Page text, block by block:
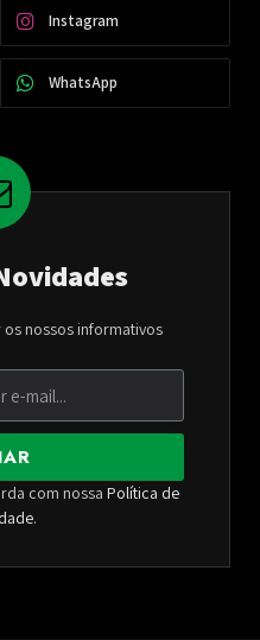
Instagram
WhatsApp
nossos informativos
com nossa Política de
.